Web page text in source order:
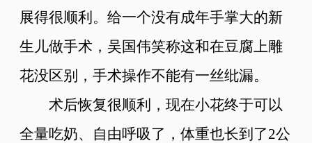
展得很顺利。给一个没有成年手掌大的新
生儿做手术，吴国伟笑称这和在豆腐上雕
花没区别，手术操作不能有一丝纰漏。
术后恢复很顺利，现在小花终于可以
全量吃奶、自由呼吸了，体重也长到了2公